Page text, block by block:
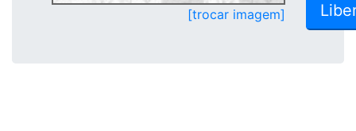
[trocar imagem]